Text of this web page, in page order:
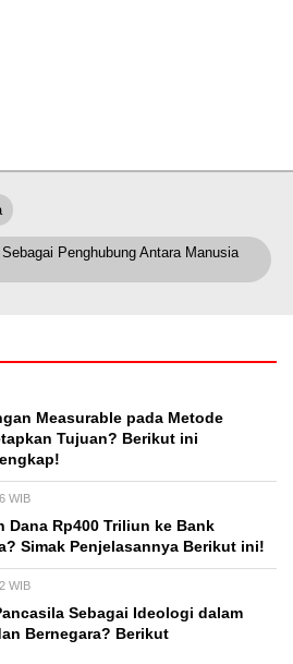
Penghubung Antara Manusia
Measurable pada Metode
Tujuan? Berikut ini
WIB
Dana Rp400 Triliun ke Bank
Simak Penjelasannya Berikut ini!
WIB
Sebagai Ideologi dalam
Bernegara? Berikut